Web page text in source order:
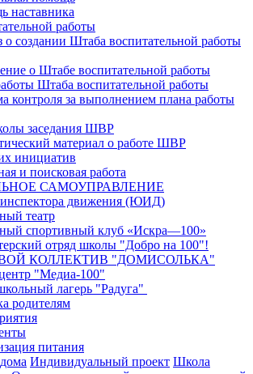
наставника
работы
о создании Штаба воспитательной работы
о Штабе воспитательной работы
Штаба воспитательной работы
контроля за выполнением плана работы
заседания ШВР
материал о работе ШВР
инициатив
и поисковая работа
САМОУПРАВЛЕНИЕ
движения (ЮИД)
театр
спортивный клуб «Искра—100»
отряд школы "Добро на 100"!
КОЛЛЕКТИВ "ДОМИСОЛЬКА"
"Медиа-100"
лагерь "Радуга"
родителям
питания
Индивидуальный проект Школа